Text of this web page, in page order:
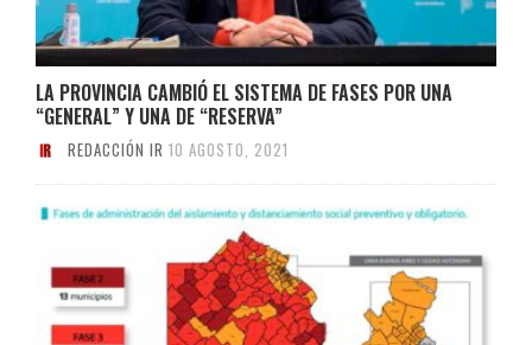
LA PROVINCIA CAMBIÓ EL SISTEMA DE FASES POR UNA
“GENERAL” Y UNA DE “RESERVA”
REDACCIÓN IR 10 AGOSTO, 2021